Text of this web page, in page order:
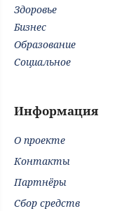
Здоровье
Бизнес
Образование
Социальное
Информация
О проекте
Контакты
Партнёры
Сбор средств